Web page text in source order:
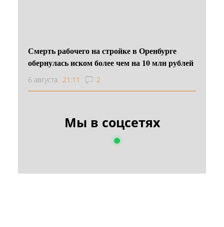
Смерть рабочего на стройке в Оренбурге
обернулась иском более чем на 10 млн рублей
6 августа 21:11 2
Мы в соцсетях